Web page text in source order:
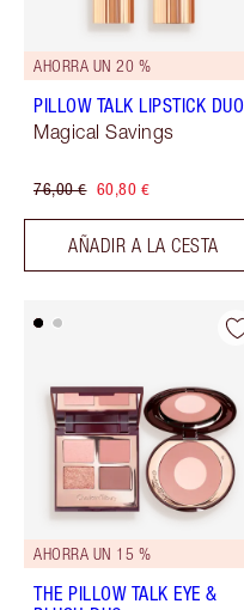
AHORRA UN 20 %
PILLOW TALK LIPSTICK DUO
Magical Savings
76,00 € 60,80 €
AÑADIR A LA CESTA
AHORRA UN 15 %
THE PILLOW TALK EYE &